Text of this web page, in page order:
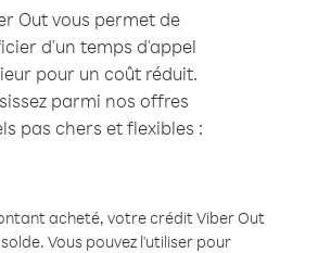
Out vous permet de
d'un temps d'appel
pour un coût réduit.
parmi nos offres
pas chers et flexibles :
acheté, votre crédit Viber Out
Vous pouvez l'utiliser pour